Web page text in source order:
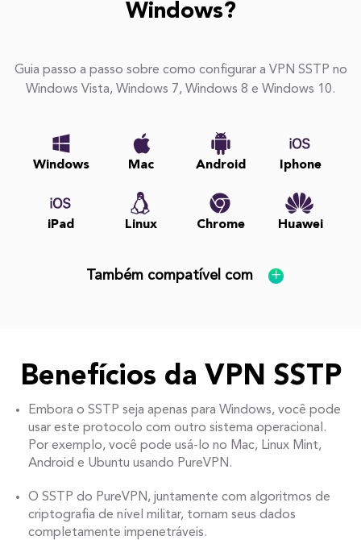
Windows?
Guia passo a passo sobre como configurar a VPN SSTP no
Windows Vista, Windows 7, Windows 8 e Windows 10.
Windows Mac Android Iphone
iPad Linux Chrome Huawei
Também compatível com
Benefícios da VPN SSTP
Embora o SSTP seja apenas para Windows, você pode
usar este protocolo com outro sistema operacional.
Por exemplo, você pode usá-lo no Mac, Linux Mint,
Android e Ubuntu usando PureVPN.
O SSTP do PureVPN, juntamente com algoritmos de
criptografia de nível militar, tornam seus dados
completamente impenetráveis.